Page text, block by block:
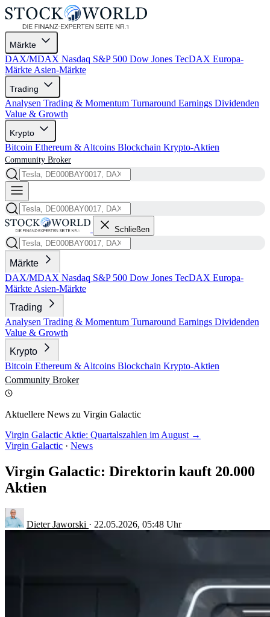
Märkte
DAX/MDAX Nasdaq S&P 500 Dow Jones TecDAX Europa-
Märkte Asien-Märkte
Trading
Analysen Trading & Momentum Turnaround Earnings Dividenden
Value & Growth
Krypto
Bitcoin Ethereum & Altcoins Blockchain Krypto-Aktien
Community Broker
Schließen
Märkte
DAX/MDAX Nasdaq S&P 500 Dow Jones TecDAX Europa-
Märkte Asien-Märkte
Trading
Analysen Trading & Momentum Turnaround Earnings Dividenden
Value & Growth
Krypto
Bitcoin Ethereum & Altcoins Blockchain Krypto-Aktien
Community Broker
Aktuellere News zu Virgin Galactic
Virgin Galactic Aktie: Quartalszahlen im August →
Virgin Galactic · News
Virgin Galactic: Direktorin kauft 20.000
Aktien
Dieter Jaworski · 22.05.2026, 05:48 Uhr